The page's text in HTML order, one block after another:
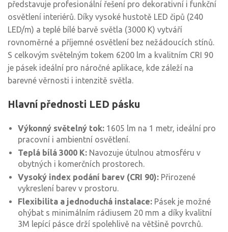
představuje profesionální řešení pro dekorativní i funkční
osvětlení interiérů. Díky vysoké hustotě LED čipů (240
LED/m) a teplé bílé barvě světla (3000 K) vytváří
rovnoměrné a příjemné osvětlení bez nežádoucích stínů.
S celkovým světelným tokem 6200 lm a kvalitním CRI 90
je pásek ideální pro náročné aplikace, kde záleží na
barevné věrnosti i intenzitě světla.
Hlavní přednosti LED pásku
Výkonný světelný tok: 1605 lm na 1 metr, ideální pro
pracovní i ambientní osvětlení.
Teplá bílá 3000 K: Navozuje útulnou atmosféru v
obytných i komerčních prostorech.
Vysoký index podání barev (CRI 90): Přirozené
vykreslení barev v prostoru.
Flexibilita a jednoduchá instalace: Pásek je možné
ohýbat s minimálním rádiusem 20 mm a díky kvalitní
3M lepící pásce drží spolehlivě na většině povrchů.